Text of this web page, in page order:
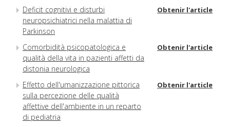
Deficit cognitivi e disturbi
neuropsichiatrici nella malattia di
Parkinson
Obtenir l'article
Comorbidità psicopatologica e
qualità della vita in pazienti affetti da
distonia neurologica
Obtenir l'article
Effetto dell'umanizzazione pittorica
sulla percezione delle qualità
affettive dell'ambiente in un reparto
di pediatria
Obtenir l'article